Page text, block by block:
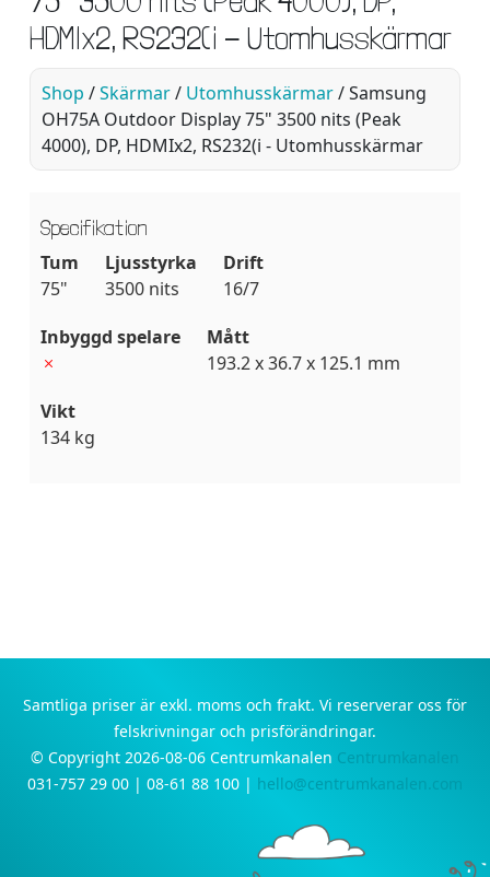
HDMIx2, RS232(i - Utomhusskärmar
Shop /Skärmar/ Utomhusskärmar/ Samsung
OH75A Outdoor Display 75" 3500 nits (Peak
4000), DP, HDMIx2, RS232(i - Utomhusskärmar
Specifikation
Tum
75"
Ljusstyrka
3500 nits
Drift
16/7
Inbyggd spelare
Mått
193.2 x 36.7 x 125.1 mm
Vikt
134 kg
Samtliga priser är exkl. moms och frakt. Vi reserverar oss för
felskrivningar och prisförändringar.
© Copyright 2026-08-06 Centrumkanalen Centrumkanalen
031-757 29 00 | 08-61 88 100 | hello@centrumkanalen.com